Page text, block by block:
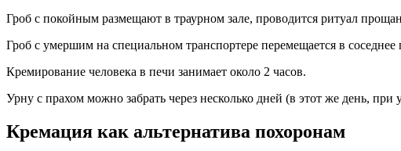
Гроб с покойным размещают в траурном зале, проводится ритуал
Гроб с умершим на специальном транспортере перемещается в
Кремирование человека в печи занимает около 2 часов.
Урну с прахом можно забрать через несколько дней (в этот же день, при
Кремация как альтернатива похоронам